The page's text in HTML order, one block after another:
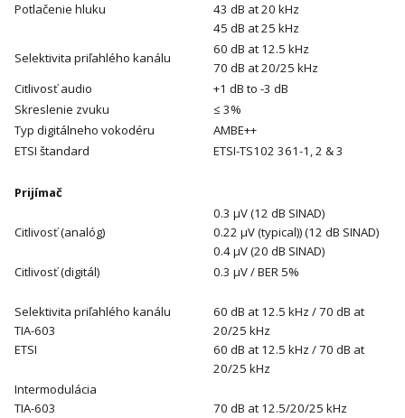
Potlačenie hluku
43 dB at 20 kHz
45 dB at 25 kHz
Selektivita priľahlého kanálu
60 dB at 12.5 kHz
70 dB at 20/25 kHz
Citlivosť audio
+1 dB to -3 dB
Skreslenie zvuku
≤ 3%
Typ digitálneho vokodéru
AMBE++
ETSI štandard
ETSI-TS102 361-1, 2 & 3
Prijímač
Citlivosť (analóg)
0.3 μV (12 dB SINAD)
0.22 μV (typical)) (12 dB SINAD)
0.4 μV (20 dB SINAD)
Citlivosť (digitál)
0.3 μV / BER 5%
Selektivita priľahlého kanálu
TIA-603
ETSI
60 dB at 12.5 kHz / 70 dB at
20/25 kHz
60 dB at 12.5 kHz / 70 dB at
20/25 kHz
Intermodulácia
TIA-603
70 dB at 12.5/20/25 kHz